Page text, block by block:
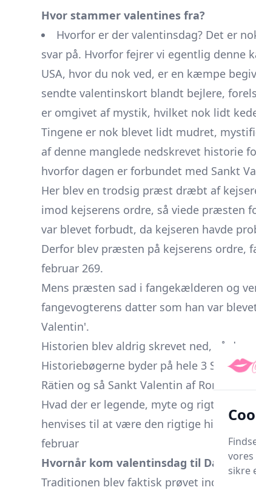
Hvor stammer valentines fra?
Hvorfor er der valentinsdag? Det er
svar på. Hvorfor fejrer vi egentlig
USA, hvor du nok ved, er en kæmpe
sendte valentinskort blandt bejlere,
er omgivet af mystik, hvilket nok lidt
Tingene er nok blevet lidt mudret,
af denne manglede nedskrevet historie
hvorfor dagen er forbundet med Sankt
Her blev en trodsig præst dræbt af
imod kejserens ordre, så viede præsten
var blevet forbudt, da kejseren havde
Derfor blev præsten på kejserens ordre,
februar 269.
Mens præsten sad i fangekælderen og
fangevogterens datter som han var
Valentin'.
Historien blev aldrig skrevet ned, så der
Historiebøgerne byder på hele 3 Sankt
Rätien og så Sankt Valentin af Rom.
Hvad der er legende, myte og rigtigt,
henvises til at være den rigtige historie,
februar
Hvornår kom valentinsdag til
Traditionen blev faktisk prøvet indført i
sikre